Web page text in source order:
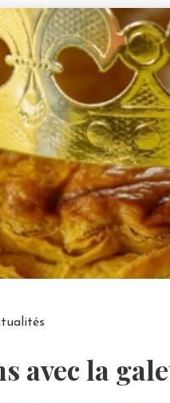
avec la